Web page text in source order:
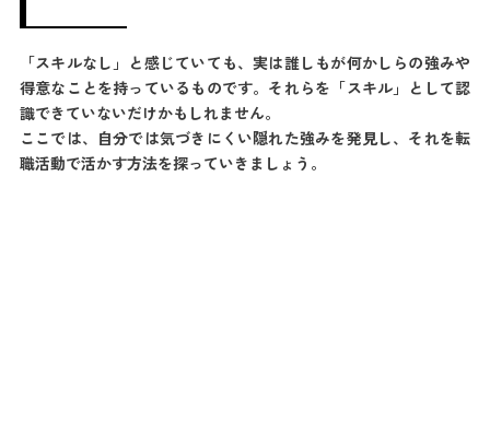
「スキルなし」と感じていても、実は誰しもが何かしらの強みや
得意なことを持っているものです。それらを「スキル」として認
識できていないだけかもしれません。
ここでは、自分では気づきにくい隠れた強みを発見し、それを転
職活動で活かす方法を探っていきましょう。